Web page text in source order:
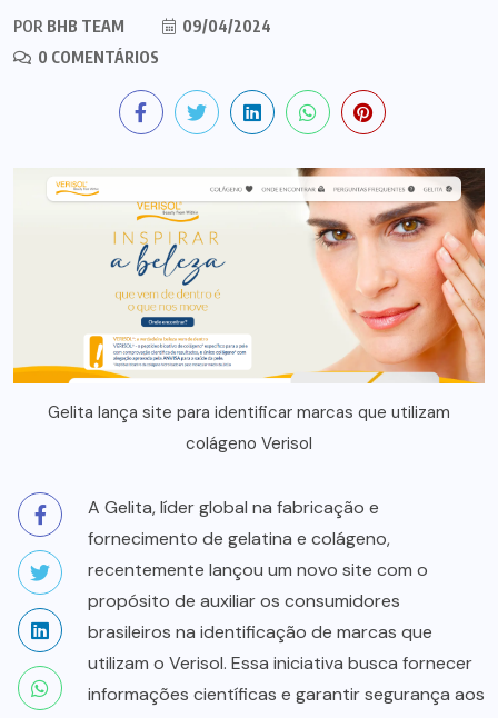
POR BHB TEAM
09/04/2024
0 COMENTÁRIOS
Gelita lança site para identificar marcas que utilizam
colágeno Verisol
A Gelita, líder global na fabricação e
fornecimento de gelatina e colágeno,
recentemente lançou um novo site com o
propósito de auxiliar os consumidores
brasileiros na identificação de marcas que
utilizam o Verisol. Essa iniciativa busca fornecer
informações científicas e garantir segurança aos